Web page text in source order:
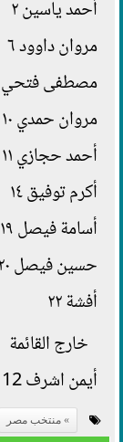
أحمد ياسين ٢
مروان داوود ٦
مصطفى فتحي ٨
مروان حمدي ١٠
أحمد حجازي ١١
أكرم توفيق ١٤
أسامة فيصل ١٩
حسين فيصل ٢٠
أفشة ٢٢
خارج القائمة
أيمن اشرف 12
منتخب مصر